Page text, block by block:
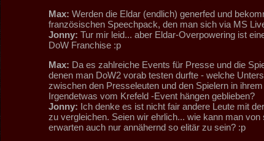
Max: Werden die Eldar (endlich) generfed und
französischen Speechpack, den man sich via MS
Jonny: Tur mir leid... aber Eldar-Overpowering ist
DoW Franchise :p
Max: Da es zahlreiche Events für Presse und die
denen man DoW2 vorab testen durfte - welche
zwischen den Presseleuten und den Spielern in
Irgendetwas vom Krefeld -Event hängen geblieben?
Jonny: Ich denke es ist nicht fair andere Leute mit
zu vergleichen. Seien wir ehrlich... wie kann man von
erwarten auch nur annähernd so elitär zu sein? :p